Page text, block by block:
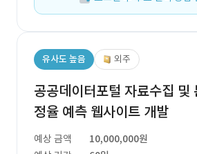
유사도 높음 외주
공공데이터포털 자료수집 및
정율 예측 웹사이트 개발
예상 금액
10,000,000원